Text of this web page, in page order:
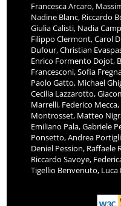
Francesca Arcaro,
Nadine Blanc, Riccardo
Giulia Calisti, Nadia
Filippo Clermont, Carol
Dufour, Christian
Enrico Formento Dojot,
Francesconi, Sofia
Paolo Gatto, Michael
Cecilia Lazzarotto,
Marrelli, Federico
Montrosset, Matteo
Emiliano Pala, Gabriele
Ponsetto, Andrea
Deniel Pession, Raffaele
Riccardo Savoye,
Tigellio Benvenuto,